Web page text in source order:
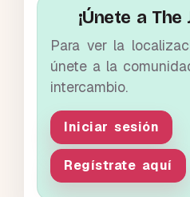
¡Únete a The
Para ver la
únete a la
intercambio.
Iniciar sesión
Regístrate aquí